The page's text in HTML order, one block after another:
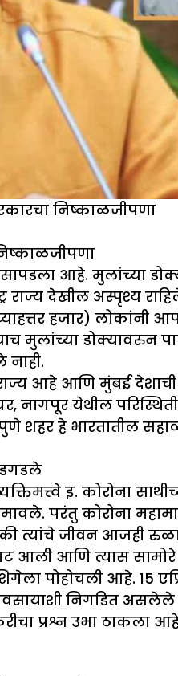
निष्काळजीपणा
आहे. मुलांच्या
राज्य देखील अस्पृश्य
हजार) लोकांनी
मुलांच्या डोक्यावरुन
नाही.
राज्य आहे आणि मुंबई
नागपूर येथील
शहर हे भारतातील
इ. कोरोना
परंतु कोरोना
की त्यांचे जीवन आजही
आली आणि त्यास
पोहोचली आहे. 15
निगडित
प्रश्न उभा